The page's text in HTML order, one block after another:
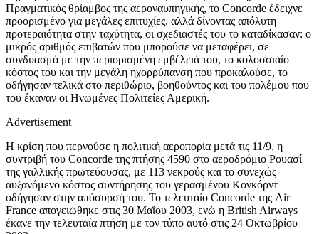
Πραγματικός θρίαμβος της αεροναυπηγικής, το Concorde έδειχνε
προορισμένο για μεγάλες επιτυχίες, αλλά δίνοντας απόλυτη
προτεραιότητα στην ταχύτητα, οι σχεδιαστές του το καταδίκασαν: ο
μικρός αριθμός επιβατών που μπορούσε να μεταφέρει, σε
συνδυασμό με την περιορισμένη εμβέλειά του, το κολοσσιαίο
κόστος του και την μεγάλη ηχορρύπανση που προκαλούσε, το
οδήγησαν τελικά στο περιθώριο, βοηθούντος και του πολέμου που
του έκαναν οι Ηνωμένες Πολιτείες Αμερική.
Advertisement
Η κρίση που περνούσε η πολιτική αεροπορία μετά τις 11/9, η
συντριβή του Concorde της πτήσης 4590 στο αεροδρόμιο Ρουασί
της γαλλικής πρωτεύουσας, με 113 νεκρούς και το συνεχώς
αυξανόμενο κόστος συντήρησης του γερασμένου Κονκόρντ
οδήγησαν στην απόσυρσή του. Το τελευταίο Concorde της Air
France απογειώθηκε στις 30 Μαΐου 2003, ενώ η British Airways
έκανε την τελευταία πτήση με τον τύπο αυτό στις 24 Οκτωβρίου